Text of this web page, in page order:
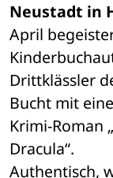
Neustadt in
April
Drittklässler
Bucht mit
Krimi-Roman
Dracula“.
Authentisch,